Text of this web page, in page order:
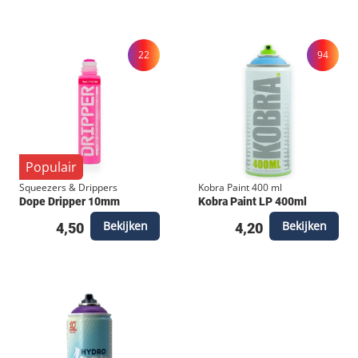
hechten en muurvast te blijven zitten. Opvallend
stickers langer en slanker dan gemiddeld. De
perfecte vorm voor vloeiende tags en gedetailleerde
characters.
Populair
22
Squeezers & Drippers
Dope Dripper 10mm
4,50 Bekijken
94
Kobra Paint 400 ml
Kobra Paint LP 400ml
4,20 Bekijken